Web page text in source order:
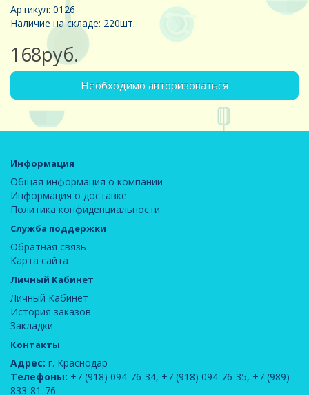
Артикул: 0126
Наличие на складе: 220шт.
168руб.
Необходимо авторизоваться
Информация
Общая информация о компании
Информация о доставке
Политика конфиденциальности
Служба поддержки
Обратная связь
Карта сайта
Личный Кабинет
Личный Кабинет
История заказов
Закладки
Контакты
Адрес: г. Краснодар
Телефоны: +7 (918) 094-76-34, +7 (918) 094-76-35, +7 (989)
833-81-76